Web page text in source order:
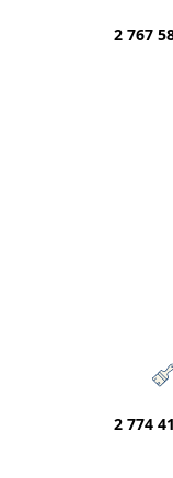
2 767
2 774